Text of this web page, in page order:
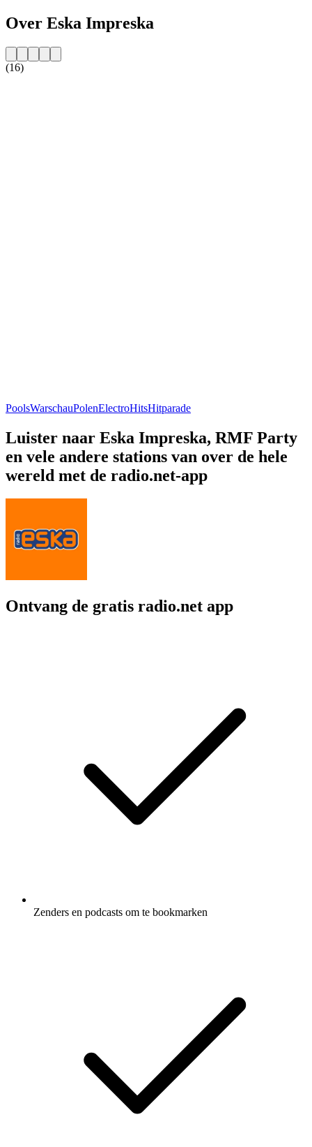
Over Eska Impreska
(16)
PoolsWarschauPolenElectroHitsHitparade
Luister naar Eska Impreska, RMF Party
en vele andere stations van over de hele
wereld met de radio.net-app
Ontvang de gratis radio.net app
Zenders en podcasts om te bookmarken